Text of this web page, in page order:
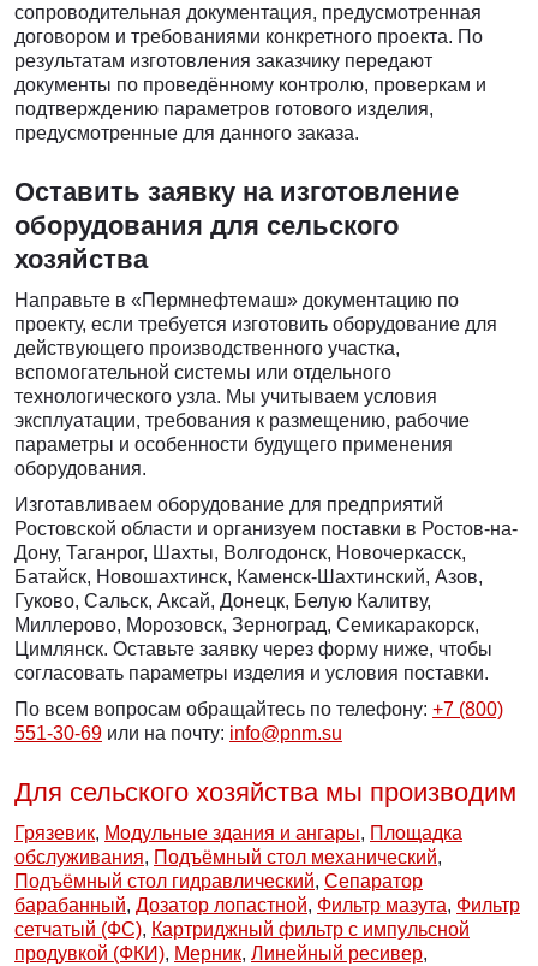
сопроводительная документация, предусмотренная
договором и требованиями конкретного проекта. По
результатам изготовления заказчику передают
документы по проведённому контролю, проверкам и
подтверждению параметров готового изделия,
предусмотренные для данного заказа.
Оставить заявку на изготовление
оборудования для сельского
хозяйства
Направьте в «Пермнефтемаш» документацию по
проекту, если требуется изготовить оборудование для
действующего производственного участка,
вспомогательной системы или отдельного
технологического узла. Мы учитываем условия
эксплуатации, требования к размещению, рабочие
параметры и особенности будущего применения
оборудования.
Изготавливаем оборудование для предприятий
Ростовской области и организуем поставки в Ростов-на-
Дону, Таганрог, Шахты, Волгодонск, Новочеркасск,
Батайск, Новошахтинск, Каменск-Шахтинский, Азов,
Гуково, Сальск, Аксай, Донецк, Белую Калитву,
Миллерово, Морозовск, Зерноград, Семикаракорск,
Цимлянск. Оставьте заявку через форму ниже, чтобы
согласовать параметры изделия и условия поставки.
По всем вопросам обращайтесь по телефону: +7 (800)
551-30-69 или на почту: info@pnm.su
Для сельского хозяйства мы производим
Грязевик, Модульные здания и ангары, Площадка
обслуживания, Подъёмный стол механический,
Подъёмный стол гидравлический, Сепаратор
барабанный, Дозатор лопастной, Фильтр мазута, Фильтр
сетчатый (ФС), Картриджный фильтр с импульсной
продувкой (ФКИ), Мерник, Линейный ресивер,